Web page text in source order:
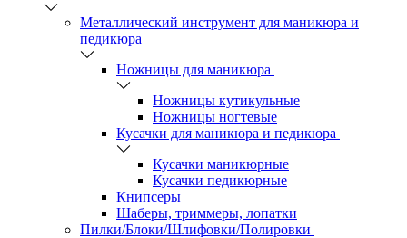
Металлический инструмент для маникюра и
педикюра
Ножницы для маникюра
Ножницы кутикульные
Ножницы ногтевые
Кусачки для маникюра и педикюра
Кусачки маникюрные
Кусачки педикюрные
Книпсеры
Шаберы, триммеры, лопатки
Пилки/Блоки/Шлифовки/Полировки